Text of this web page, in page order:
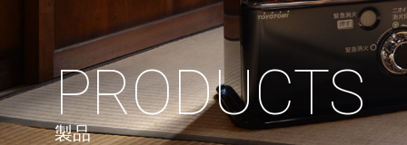
PRODUCTS
製品